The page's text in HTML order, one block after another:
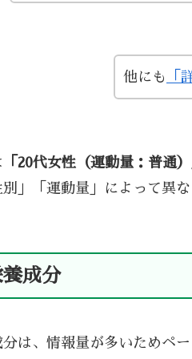
他にも 「
「20代女性（運動量：普通）
別」「運動量」によって異
成分
は、情報量が多いためペ